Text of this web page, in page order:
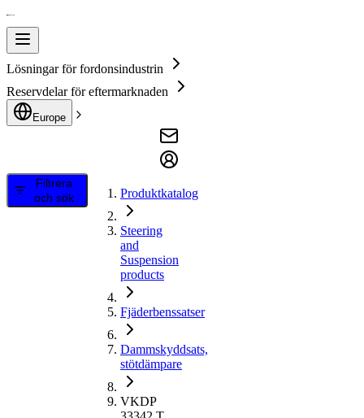
Lösningar för fordonsindustrin
Reservdelar för eftermarknaden
Europe
Filtrera
och sök
Produktkatalog
Steering
and
Suspension
products
Fjäderbenssatser
Dammskyddsats,
stötdämpare
VKDP